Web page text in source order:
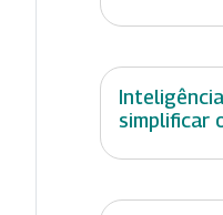
simplificar